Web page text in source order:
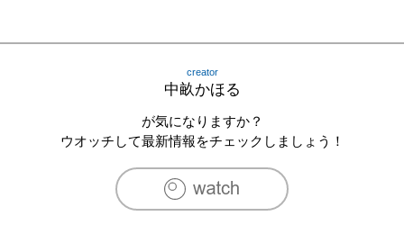
creator
中畝かほる
が気になりますか？
ウオッチして最新情報をチェックしましょう！